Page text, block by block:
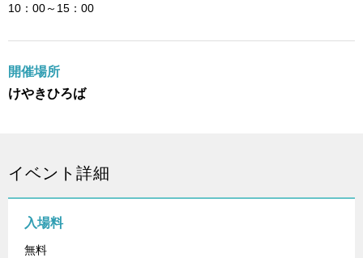
10：00～15：00
開催場所
けやきひろば
イベント詳細
入場料
無料